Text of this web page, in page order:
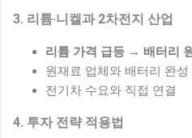
3. 리튬·니켈과 2차전지 산업
리튬 가격 급등 → 배터리
원재료 업체와 배터리 완
전기차 수요와 직접 연결
4. 투자 전략 적용법